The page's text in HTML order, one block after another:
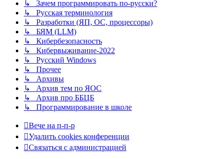
↳ Зачем программировать по-русски?
↳ Русская терминология
↳ Разработки (ЯП, ОС, процессоры)
↳ БЯМ (LLM)
↳ Кибербезопасность
↳ Кибервыживание-2022
↳ Русский Windows
↳ Прочее
↳ Архивы
↳ Архив тем по ЯОС
↳ Архив про ББЦБ
↳ Программирование в школе
Вече на п-п-р
Удалить cookies конференции
Связаться с администрацией